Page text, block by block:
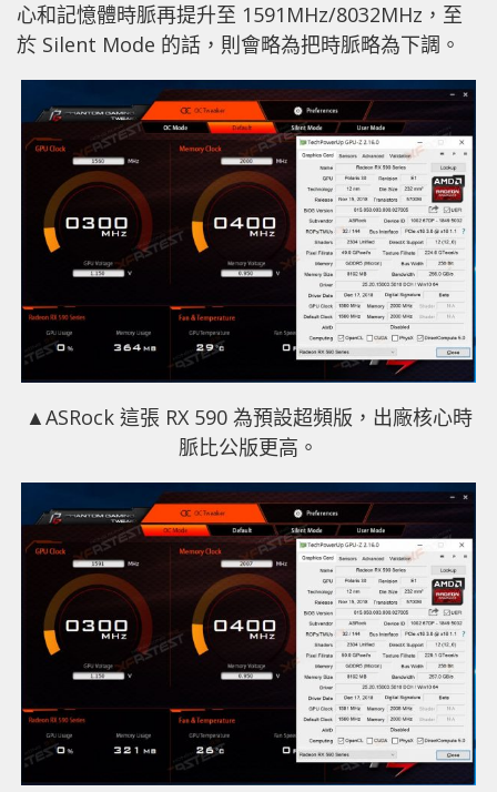
心和記憶體時脈再提升至 1591MHz/8032MHz，至
於 Silent Mode 的話，則會略為把時脈略為下調。
▲ASRock 這張 RX 590 為預設超頻版，出廠核心時
脈比公版更高。